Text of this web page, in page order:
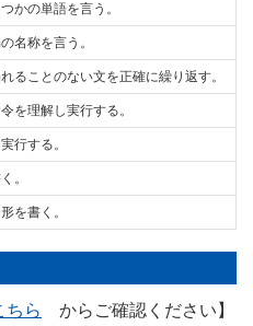
かの単語を言う。
名称を言う。
ることのない文を正確に繰り返す。
を理解し実行する。
行する。
。
を書く。
ちら からご確認ください】